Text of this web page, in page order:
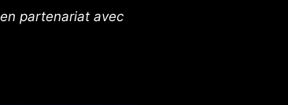
partenariat avec